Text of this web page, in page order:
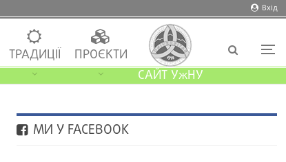
Вхід
ТРАДИЦІЇ
ПРОЄКТИ
САЙТ УжНУ
МИ У FACEBOOK